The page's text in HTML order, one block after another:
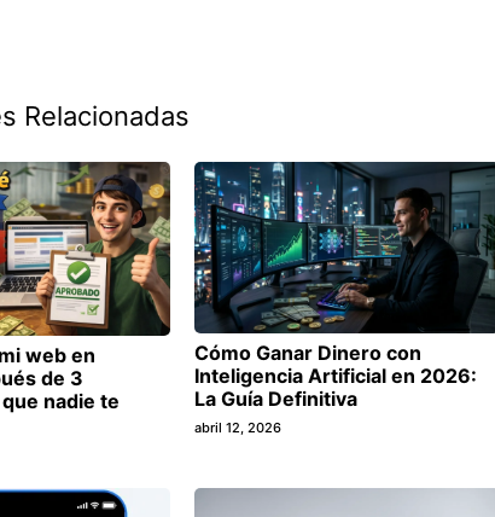
Relacionadas
web en
de 3
nadie te
Cómo Ganar Dinero con
Inteligencia Artificial en 2026:
La Guía Definitiva
abril 12, 2026